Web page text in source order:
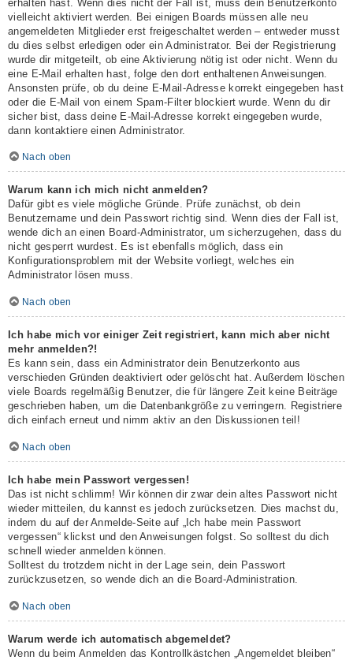
erhalten hast. Wenn dies nicht der Fall ist, muss dein Benutzerkonto
vielleicht aktiviert werden. Bei einigen Boards müssen alle neu
angemeldeten Mitglieder erst freigeschaltet werden – entweder musst
du dies selbst erledigen oder ein Administrator. Bei der Registrierung
wurde dir mitgeteilt, ob eine Aktivierung nötig ist oder nicht. Wenn du
eine E-Mail erhalten hast, folge den dort enthaltenen Anweisungen.
Ansonsten prüfe, ob du deine E-Mail-Adresse korrekt eingegeben hast
oder die E-Mail von einem Spam-Filter blockiert wurde. Wenn du dir
sicher bist, dass deine E-Mail-Adresse korrekt eingegeben wurde,
dann kontaktiere einen Administrator.
Nach oben
Warum kann ich mich nicht anmelden?
Dafür gibt es viele mögliche Gründe. Prüfe zunächst, ob dein
Benutzername und dein Passwort richtig sind. Wenn dies der Fall ist,
wende dich an einen Board-Administrator, um sicherzugehen, dass du
nicht gesperrt wurdest. Es ist ebenfalls möglich, dass ein
Konfigurationsproblem mit der Website vorliegt, welches ein
Administrator lösen muss.
Nach oben
Ich habe mich vor einiger Zeit registriert, kann mich aber nicht
mehr anmelden?!
Es kann sein, dass ein Administrator dein Benutzerkonto aus
verschieden Gründen deaktiviert oder gelöscht hat. Außerdem löschen
viele Boards regelmäßig Benutzer, die für längere Zeit keine Beiträge
geschrieben haben, um die Datenbankgröße zu verringern. Registriere
dich einfach erneut und nimm aktiv an den Diskussionen teil!
Nach oben
Ich habe mein Passwort vergessen!
Das ist nicht schlimm! Wir können dir zwar dein altes Passwort nicht
wieder mitteilen, du kannst es jedoch zurücksetzen. Dies machst du,
indem du auf der Anmelde-Seite auf „Ich habe mein Passwort
vergessen“ klickst und den Anweisungen folgst. So solltest du dich
schnell wieder anmelden können.
Solltest du trotzdem nicht in der Lage sein, dein Passwort
zurückzusetzen, so wende dich an die Board-Administration.
Nach oben
Warum werde ich automatisch abgemeldet?
Wenn du beim Anmelden das Kontrollkästchen „Angemeldet bleiben“